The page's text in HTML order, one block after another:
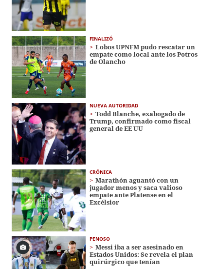
FINALIZÓ
Lobos UPNFM pudo rescatar un
empate como local ante los Potros
de Olancho
NUEVA AUTORIDAD
Todd Blanche, exabogado de
Trump, confirmado como fiscal
general de EE UU
CRÓNICA
Marathón aguantó con un
jugador menos y saca valioso
empate ante Platense en el
Excélsior
PENOSO
Messi iba a ser asesinado en
Estados Unidos: Se revela el plan
quirúrgico que tenían